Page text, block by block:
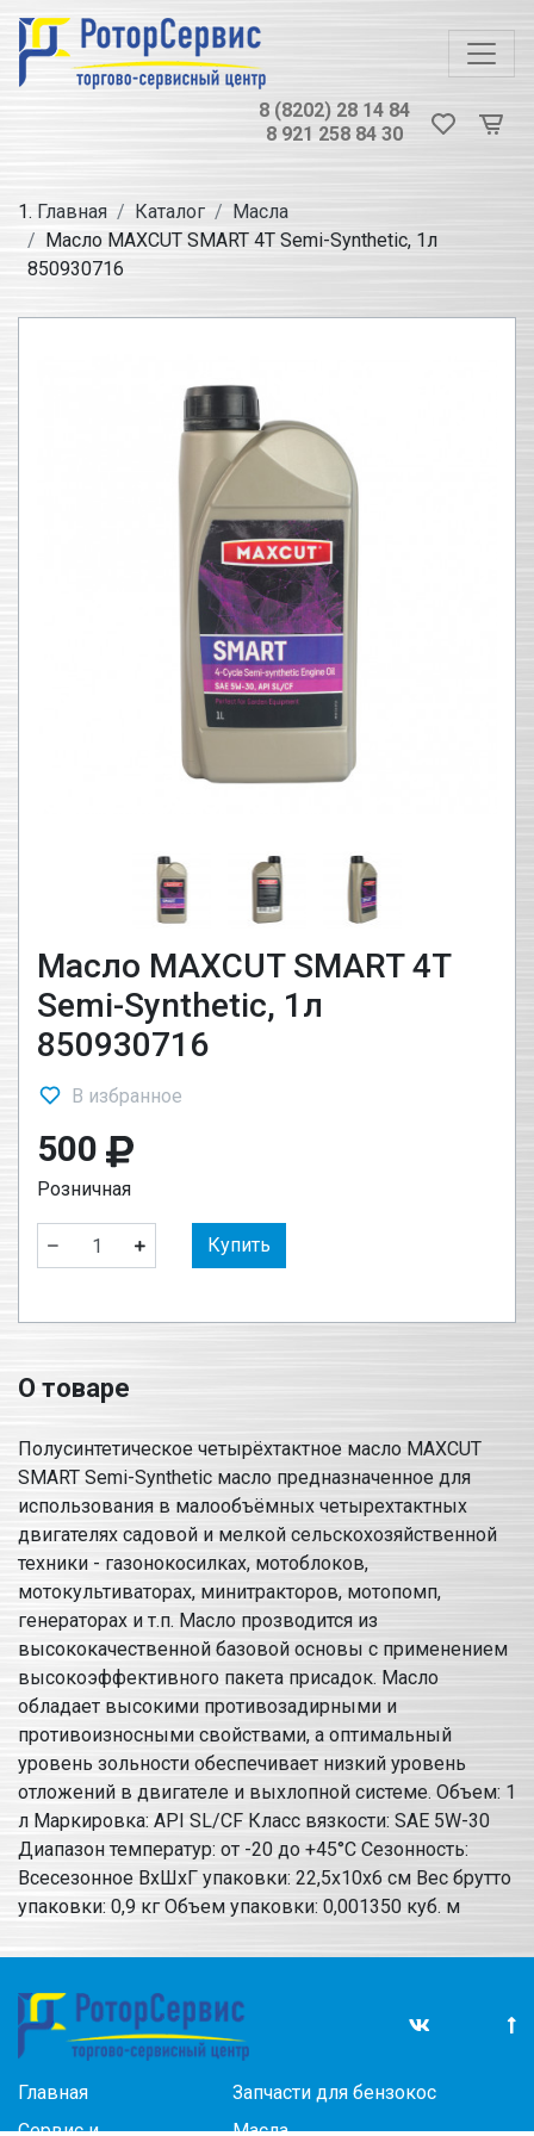
8 (8202) 28 14 84
8 921 258 84 30
Главная Каталог
Масла
Масло MAXCUT SMART 4T Semi-Synthetic, 1л
850930716
Масло MAXCUT SMART 4T
Semi-Synthetic, 1л
850930716
В избранное
500
Розничная
Купить
О товаре
Полусинтетическое четырёхтактное масло MAXCUT
SMART Semi-Synthetic масло предназначенное для
использования в малообъёмных четырехтактных
двигателях садовой и мелкой сельскохозяйственной
техники - газонокосилках, мотоблоков,
мотокультиваторах, минитракторов, мотопомп,
генераторах и т.п. Масло прозводится из
высококачественной базовой основы с применением
высокоэффективного пакета присадок. Масло
обладает высокими противозадирными и
противоизносными свойствами, а оптимальный
уровень зольности обеспечивает низкий уровень
отложений в двигателе и выхлопной системе. Объем: 1
л Маркировка: API SL/CF Класс вязкости: SAE 5W-30
Диапазон температур: от -20 до +45°С Сезонность:
Всесезонное ВхШхГ упаковки: 22,5х10х6 см Вес брутто
упаковки: 0,9 кг Объем упаковки: 0,001350 куб. м
Главная
Сервис и
Запчасти для бензокос
Масла